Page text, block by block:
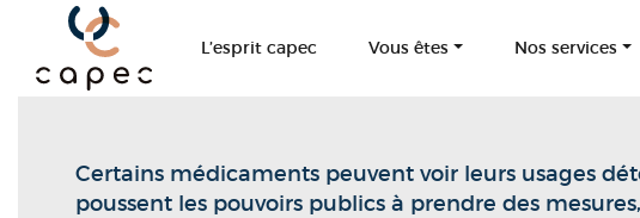
Panneau de gestion des cookies
L’esprit capec Vous êtes Nos services
Certains médicaments peuvent voir leurs usages
poussent les pouvoirs publics à prendre des